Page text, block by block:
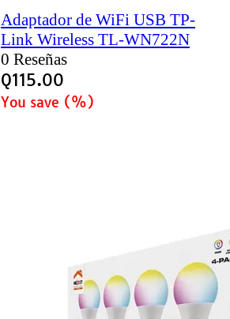
Adaptador de WiFi USB TP-
Link Wireless TL-WN722N
0 Reseñas
Q115.00
You save (%)